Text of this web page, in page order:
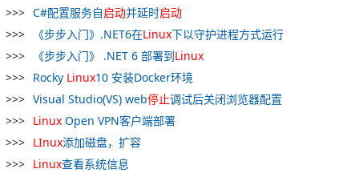
C#配置服务自启动并延时启动
《步步入门》.NET6在Linux下以守护进程方式运行
《步步入门》 .NET 6 部署到Linux
Rocky Linux10 安装Docker环境
Visual Studio(VS) web停止调试后关闭浏览器配置
Linux Open VPN客户端部署
LInux添加磁盘，扩容
Linux查看系统信息